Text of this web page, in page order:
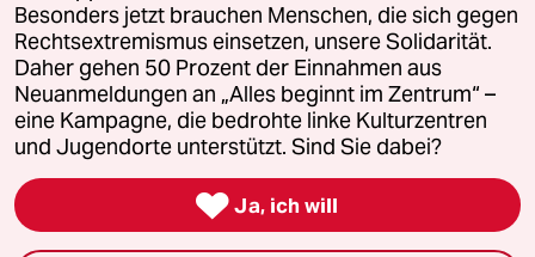
wenden Sie sich bitte an
lizenzen@taz.de
Feedback Redaktionsstatut Kommune-Richtlinien
Leitlinie Informant Datenschutz Impressum AGB
Seitenwende Einwilligungen widerrufen (Ads)
Besonders jetzt brauchen Menschen, die sich gegen
Rechtsextremismus einsetzen, unsere Solidarität.
Daher gehen 50 Prozent der Einnahmen aus
Neuanmeldungen an „Alles beginnt im Zentrum“ –
eine Kampagne, die bedrohte linke Kulturzentren
und Jugendorte unterstützt. Sind Sie dabei?
 Ja, ich will